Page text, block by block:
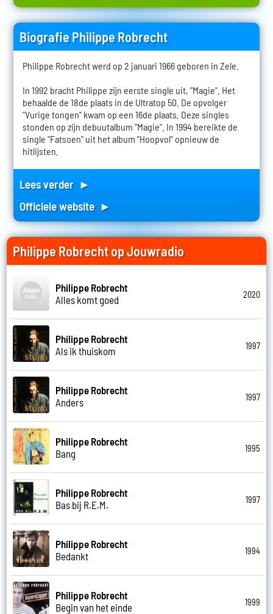
Biografie Philippe Robrecht
Philippe Robrecht werd op 2 januari 1966 geboren in Zele.
In 1992 bracht Philippe zijn eerste single uit, "Magie". Het
behaalde de 18de plaats in de Ultratop 50. De opvolger
"Vurige tongen" kwam op een 16de plaats. Deze singles
stonden op zijn debuutalbum "Magie". In 1994 bereikte de
single "Fatsoen" uit het album "Hoopvol" opnieuw de
hitlijsten.
Lees verder ►
Officiele website ►
Philippe Robrecht op Jouwradio
Philippe Robrecht
Alles komt goed
2020
Philippe Robrecht
Als ik thuiskom
1997
Philippe Robrecht
Anders
1997
Philippe Robrecht
Bang
1995
Philippe Robrecht
Bas bij R.E.M.
1997
Philippe Robrecht
Bedankt
1994
Philippe Robrecht
Begin van het einde
1999